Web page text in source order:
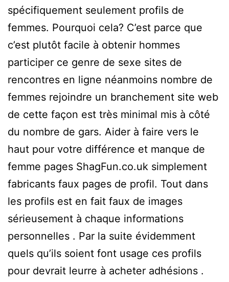
spécifiquement seulement profils de
femmes. Pourquoi cela? C’est parce que
c’est plutôt facile à obtenir hommes
participer ce genre de sexe sites de
rencontres en ligne néanmoins nombre de
femmes rejoindre un branchement site web
de cette façon est très minimal mis à côté
du nombre de gars. Aider à faire vers le
haut pour votre différence et manque de
femme pages ShagFun.co.uk simplement
fabricants faux pages de profil. Tout dans
les profils est en fait faux de images
sérieusement à chaque informations
personnelles . Par la suite évidemment
quels qu’ils soient font usage ces profils
pour devrait leurre à acheter adhésions .